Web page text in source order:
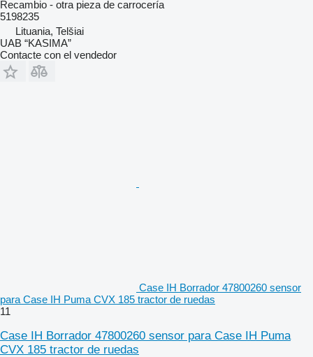
Recambio - otra pieza de carrocería
5198235
Lituania, Telšiai
UAB “KASIMA”
Contacte con el vendedor
Case IH Borrador 47800260 sensor
para Case IH Puma CVX 185 tractor de ruedas
11
Case IH Borrador 47800260 sensor para Case IH Puma
CVX 185 tractor de ruedas